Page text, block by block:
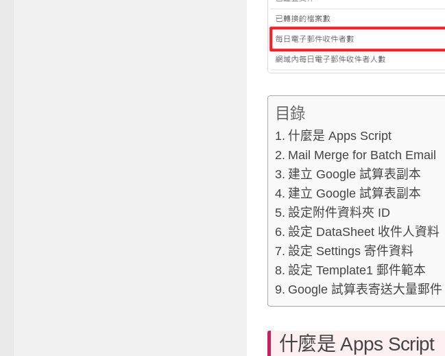
目錄
什麼是 Apps Script
Mail Merge for Batch Email
建立 Google 試算表副本
建立 Google 試算表副本
設定附件資料夾 ID
設定 DataSheet 收件人資料
設定 Settings 寄件資料
設定 Template1 郵件範本
Google 試算表寄送大量郵件
什麼是 Apps Script